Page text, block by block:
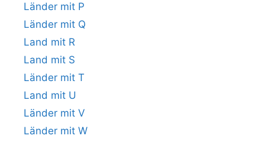
Länder mit P
Länder mit Q
Land mit R
Land mit S
Länder mit T
Land mit U
Länder mit V
Länder mit W